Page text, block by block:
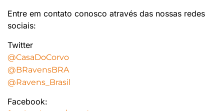
Entre em contato conosco através das nossas redes
sociais:
Twitter
@CasaDoCorvo
@BRavensBRA
@Ravens_Brasil
Facebook: